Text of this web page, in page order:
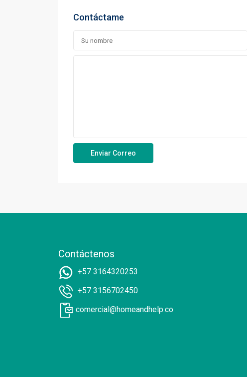
Contáctame
Contáctenos
+57 3164320253
+57 3156702450
comercial@homeandhelp.co